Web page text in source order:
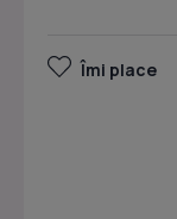
Îmi place